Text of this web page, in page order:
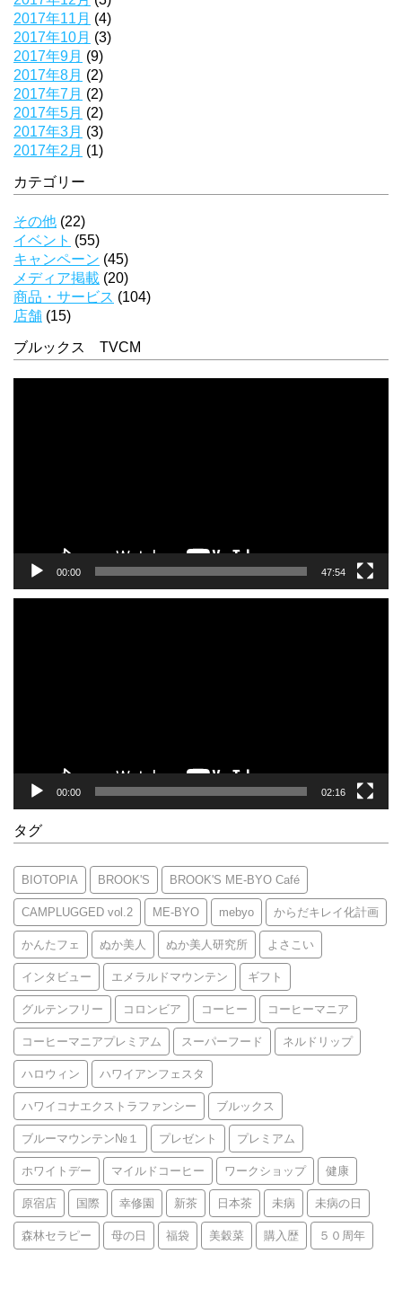
2017年11月 (4)
2017年10月 (3)
2017年9月 (9)
2017年8月 (2)
2017年7月 (2)
2017年5月 (2)
2017年3月 (3)
2017年2月 (1)
カテゴリー
その他 (22)
イベント (55)
キャンペーン (45)
メディア掲載 (20)
商品・サービス (104)
店舗 (15)
ブルックス TVCM
00:00 47:54
00:00 02:16
タグ
BIOTOPIA BROOK'S BROOK'S ME-BYO Café
CAMPLUGGED vol.2 ME-BYO mebyo からだキレイ化計画
かんたフェ ぬか美人 ぬか美人研究所 よさこい
インタビュー エメラルドマウンテン ギフト
グルテンフリー コロンビア コーヒー コーヒーマニア
コーヒーマニアプレミアム スーパーフード ネルドリップ
ハロウィン ハワイアンフェスタ
ハワイコナエクストラファンシー ブルックス
ブルーマウンテン№１ プレゼント プレミアム
ホワイトデー マイルドコーヒー ワークショップ 健康
原宿店 国際 幸修園 新茶 日本茶 未病 未病の日
森林セラピー 母の日 福袋 美穀菜 購入歴 ５０周年